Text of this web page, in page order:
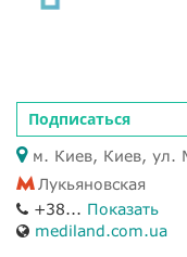
Подписаться
м. Киев, Киев, ул.
Лукьяновская
+38... Показать
mediland.com.ua